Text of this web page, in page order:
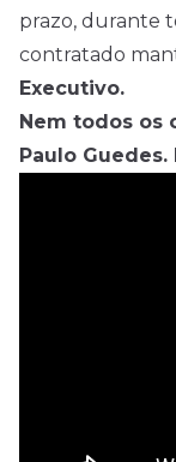
prazo, durante
contratado
Executivo.
Nem todos os
Paulo